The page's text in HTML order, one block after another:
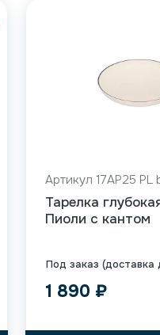
Под заказ (доставка
Артикул 17AP25 PL
Тарелка
Пиоли с кантом
1 890 ₽